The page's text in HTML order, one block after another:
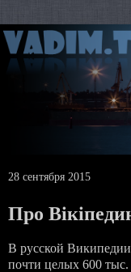
28 сентября 2015
Про
В русской Википедии
почти целых 600